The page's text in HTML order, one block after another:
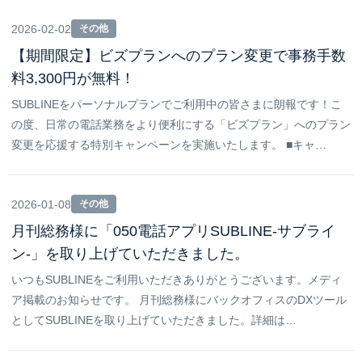
2026-02-02 その他
【期間限定】ビズプランへのプラン変更で事務手数
料3,300円が無料！
SUBLINEをパーソナルプランでご利用中の皆さまに朗報です！こ
の度、日常の電話業務をより便利にする「ビズプラン」へのプラン
変更を応援する特別キャンペーンを実施いたします。 ■キャ…
2026-01-08 その他
月刊総務様に「050電話アプリSUBLINE-サブライ
ン-」を取り上げていただきました。
いつもSUBLINEをご利用いただきありがとうございます。メディ
ア掲載のお知らせです。 月刊総務様にバックオフィスのDXツール
としてSUBLINEを取り上げていただきました。詳細は…